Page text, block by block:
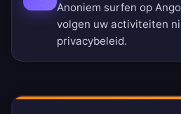
Anoniem surfen op
volgen uw activiteiten
privacybeleid.